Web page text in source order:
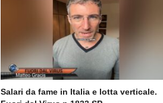
Salari da fame in Italia e lotta verticale.